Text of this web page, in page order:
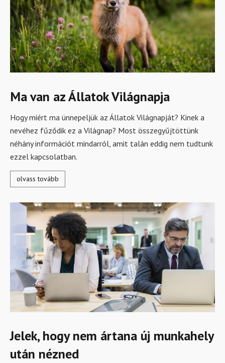
Ma van az Állatok Világnapja
Hogy miért ma ünnepeljük az Állatok Világnapját? Kinek a
nevéhez fűződik ez a Világnap? Most összegyűjtöttünk
néhány információt mindarról, amit talán eddig nem tudtunk
ezzel kapcsolatban.
olvass tovább
Jelek, hogy nem ártana új munkahely
után nézned